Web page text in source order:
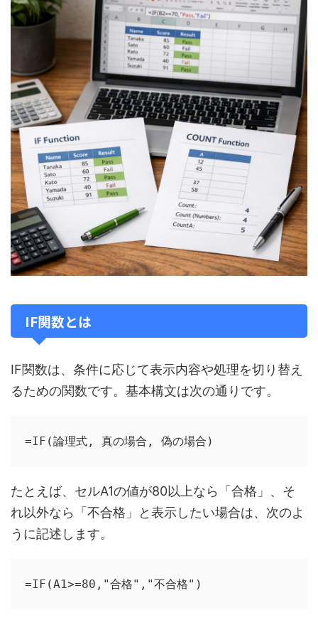
IF関数とは
IF関数は、条件に応じて表示内容や処理を切り替え
るための関数です。基本構文は次の通りです。
=IF(論理式, 真の場合, 偽の場合)
たとえば、セルA1の値が80以上なら「合格」、そ
れ以外なら「不合格」と表示したい場合は、次のよ
うに記述します。
=IF(A1>=80,"合格","不合格")